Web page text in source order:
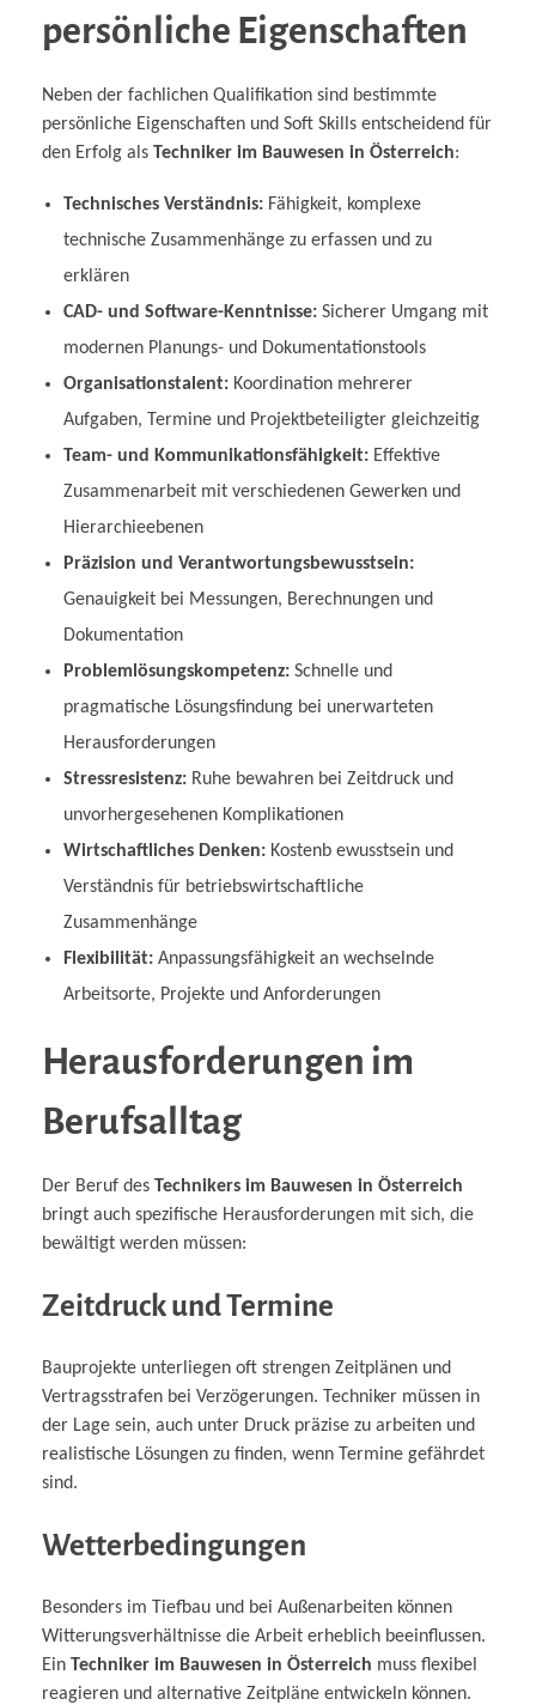
persönliche Eigenschaften
Neben der fachlichen Qualifikation sind bestimmte
persönliche Eigenschaften und Soft Skills entscheidend für
den Erfolg als Techniker im Bauwesen in Österreich:
Technisches Verständnis:Fähigkeit, komplexe
technische Zusammenhänge zu erfassen und zu
erklären
CAD- und Software-Kenntnisse:Sicherer Umgang mit
modernen Planungs- und Dokumentationstools
Organisationstalent:Koordination mehrerer
Aufgaben, Termine und Projektbeteiligter gleichzeitig
Team- und Kommunikationsfähigkeit:Effektive
Zusammenarbeit mit verschiedenen Gewerken und
Hierarchieebenen
Präzision und Verantwortungsbewusstsein:
Genauigkeit bei Messungen, Berechnungen und
Dokumentation
Problemlösungskompetenz:Schnelle und
pragmatische Lösungsfindung bei unerwarteten
Herausforderungen
Stressresistenz:Ruhe bewahren bei Zeitdruck und
unvorhergesehenen Komplikationen
Wirtschaftliches Denken:Kostenb ewusstsein und
Verständnis für betriebswirtschaftliche
Zusammenhänge
Flexibilität:Anpassungsfähigkeit an wechselnde
Arbeitsorte, Projekte und Anforderungen
Herausforderungen im
Berufsalltag
Der Beruf des Technikers im Bauwesen in Österreich
bringt auch spezifische Herausforderungen mit sich, die
bewältigt werden müssen:
Zeitdruck und Termine
Bauprojekte unterliegen oft strengen Zeitplänen und
Vertragsstrafen bei Verzögerungen. Techniker müssen in
der Lage sein, auch unter Druck präzise zu arbeiten und
realistische Lösungen zu finden, wenn Termine gefährdet
sind.
Wetterbedingungen
Besonders im Tiefbau und bei Außenarbeiten können
Witterungsverhältnisse die Arbeit erheblich beeinflussen.
Ein Techniker im Bauwesen in Österreich muss flexibel
reagieren und alternative Zeitpläne entwickeln können.